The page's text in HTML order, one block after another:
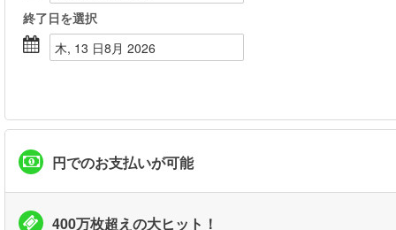
終了日を選択
木, 13 日8月 2026
円でのお支払いが可能
400万枚超えの大ヒット！